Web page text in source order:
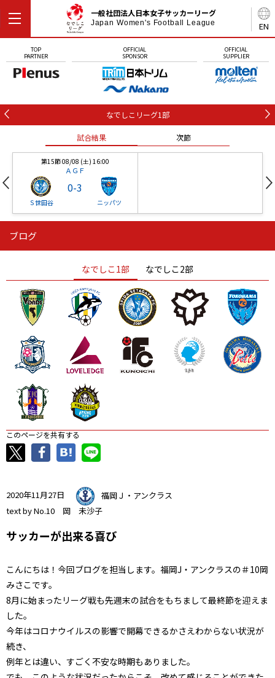
EN
一般社団法人日本女子サッカーリーグ
Japan Women's Football League
TOP
PARTNER
OFFICIAL
SPONSOR
OFFICIAL
SUPPLIER
なでしこリーグ1部
試合結果 次節
第15節 08/08 (土) 16:00
ＡＧＦ
Ｓ世田谷
0-3
ニッパツ
ニッパツ
ニッパツ 名古屋
石人の星
静岡 愛媛Ｌ
ブログ
なでしこ1部 なでしこ2部
このページを共有する
2020年11月27日
福岡Ｊ・アンクラス
text by No.10 岡 未沙子
サッカーが出来る喜び
こんにちは！今回ブログを担当します。福岡J・アンクラスの＃10岡
みさこです。
8月に始まったリーグ戦も先週末の試合をもちまして最終節を迎えま
した。
今年はコロナウイルスの影響で開幕できるかさえわからない状況が
続き、
例年とは違い、すごく不安な時期もありました。